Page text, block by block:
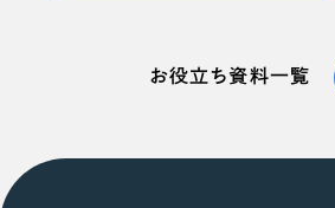
お役立ち資料一覧